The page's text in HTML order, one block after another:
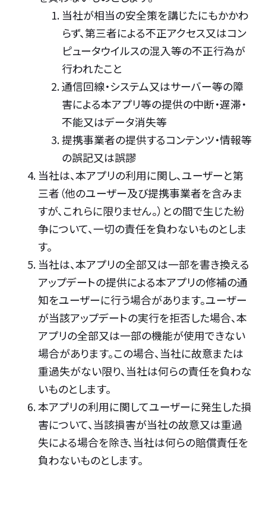
当社が相当の安全策を講じたにもかかわ
らず、第三者による不正アクセス又はコン
ピュータウイルスの混入等の不正行為が
行われたこと
通信回線・システム又はサーバー等の障
害による本アプリ等の提供の中断・遅滞・
不能又はデータ消失等
提携事業者の提供するコンテンツ・情報等
の誤記又は誤謬
当社は、本アプリの利用に関し、ユーザーと第
三者（他のユーザー及び提携事業者を含みま
すが、これらに限りません。）との間で生じた紛
争について、一切の責任を負わないものとしま
す。
当社は、本アプリの全部又は一部を書き換える
アップデートの提供による本アプリの修補の通
知をユーザーに行う場合があります。ユーザー
が当該アップデートの実行を拒否した場合、本
アプリの全部又は一部の機能が使用できない
場合があります。この場合、当社に故意または
重過失がない限り、当社は何らの責任を負わな
いものとします。
本アプリの利用に関してユーザーに発生した損
害について、当該損害が当社の故意又は重過
失による場合を除き、当社は何らの賠償責任を
負わないものとします。